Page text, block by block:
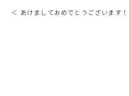
＜ あけましておめでとうございます！